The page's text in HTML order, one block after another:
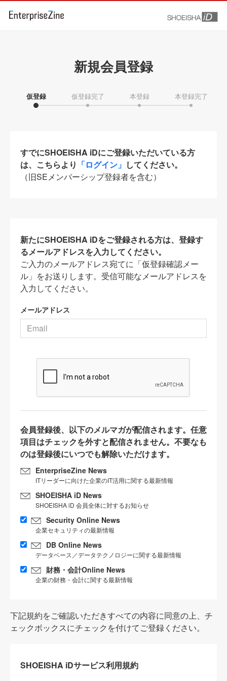
新規会員登録
仮登録 仮登録完了 本登録 本登録完了
すでにSHOEISHA iDにご登録いただいている方
は、こちらより 「ログイン」 してください。
（旧SEメンバーシップ登録者を含む）
新たにSHOEISHA iDをご登録される方は、登録す
るメールアドレスを入力してください。
ご入力のメールアドレス宛てに「仮登録確認メー
ル」をお送りします。受信可能なメールアドレスを
入力してください。
メールアドレス
会員登録後、以下のメルマガが配信されます。任意
項目はチェックを外すと配信されません。不要なも
のは登録後にいつでも解除いただけます。
EnterpriseZine News
ITリーダーに向けた企業のIT活用に関する最新情報
SHOEISHA iD News
SHOEISHA iD 会員全体に対するお知らせ
Security Online News
企業セキュリティの最新情報
DB Online News
データベース／データテクノロジーに関する最新情報
財務・会計Online News
企業の財務・会計に関する最新情報
下記規約をご確認いただきすべての内容に同意の上、チ
ェックボックスにチェックを付けてご登録ください。
SHOEISHA iDサービス利用規約